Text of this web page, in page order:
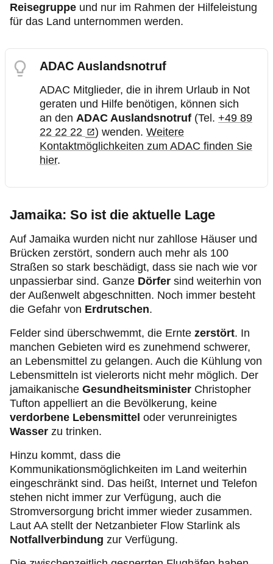
Reisegruppe und nur im Rahmen der Hilfeleistung
für das Land unternommen werden.
ADAC Auslandsnotruf
ADAC Mitglieder, die in ihrem Urlaub in Not
geraten und Hilfe benötigen, können sich
an den ADAC Auslandsnotruf (Tel. +49 89
22 22 22
) wenden. Weitere
Kontaktmöglichkeiten zum ADAC finden Sie
hier.
Jamaika: So ist die aktuelle Lage
Auf Jamaika wurden nicht nur zahllose Häuser und
Brücken zerstört, sondern auch mehr als 100
Straßen so stark beschädigt, dass sie nach wie vor
unpassierbar sind. Ganze Dörfer sind weiterhin von
der Außenwelt abgeschnitten. Noch immer besteht
die Gefahr von Erdrutschen.
Felder sind überschwemmt, die Ernte zerstört. In
manchen Gebieten wird es zunehmend schwerer,
an Lebensmittel zu gelangen. Auch die Kühlung von
Lebensmitteln ist vielerorts nicht mehr möglich. Der
jamaikanische Gesundheitsminister Christopher
Tufton appelliert an die Bevölkerung, keine
verdorbene Lebensmittel oder verunreinigtes
Wasser zu trinken.
Hinzu kommt, dass die
Kommunikationsmöglichkeiten im Land weiterhin
eingeschränkt sind. Das heißt, Internet und Telefon
stehen nicht immer zur Verfügung, auch die
Stromversorgung bricht immer wieder zusammen.
Laut AA stellt der Netzanbieter Flow Starlink als
Notfallverbindung zur Verfügung.